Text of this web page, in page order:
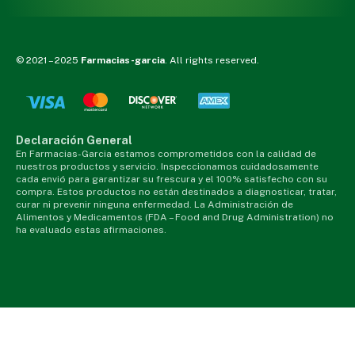
© 2021 – 2025 Farmacias-garcia . All rights reserved.
Declaración General
En Farmacias-Garcia estamos comprometidos con la calidad de
nuestros productos y servicio. Inspeccionamos cuidadosamente
cada envió para garantizar su frescura y el 100% satisfecho con su
compra. Estos productos no están destinados a diagnosticar, tratar,
curar ni prevenir ninguna enfermedad. La Administración de
Alimentos y Medicamentos (FDA – Food and Drug Administration) no
ha evaluado estas afirmaciones.